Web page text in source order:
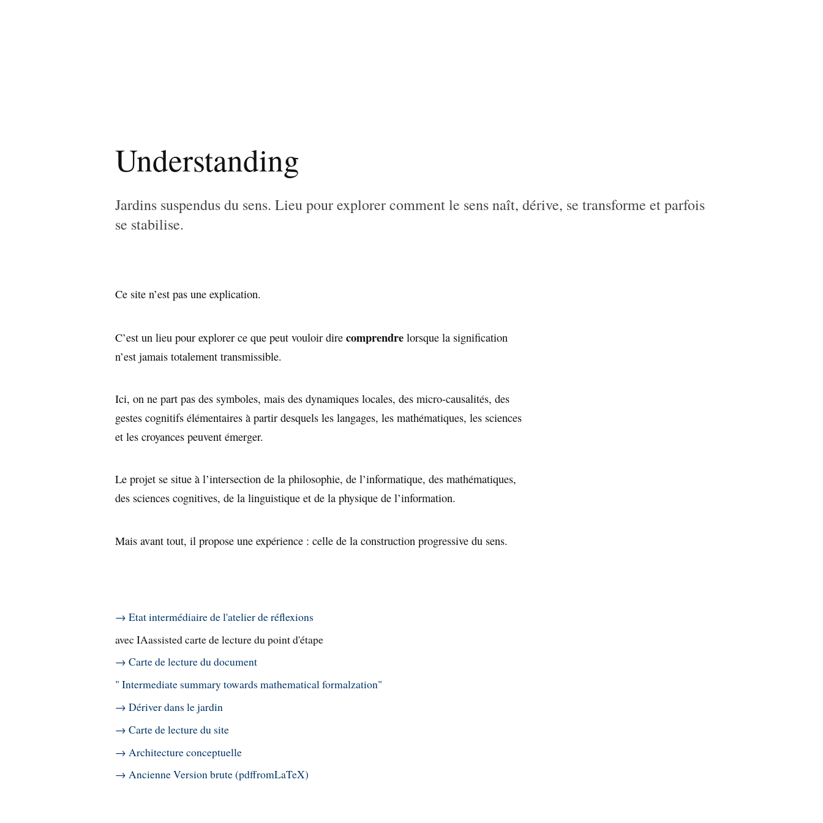
Understanding
Jardins suspendus du sens. Lieu pour explorer comment le sens naît, dérive, se transforme et parfois
se stabilise.
Ce site n’est pas une explication.
C’est un lieu pour explorer ce que peut vouloir direcomprendre lorsque la signification
n’est jamais totalement transmissible.
Ici, on ne part pas des symboles, mais des dynamiques locales, des micro-causalités, des
gestes cognitifs élémentaires à partir desquels les langages, les mathématiques, les sciences
et les croyances peuvent émerger.
Le projet se situe à l’intersection de la philosophie, de l’informatique, des mathématiques,
des sciences cognitives, de la linguistique et de la physique de l’information.
Mais avant tout, il propose une expérience : celle de la construction progressive du sens.
→ Etat intermédiaire de l'atelier de réflexions
avec IAassisted carte de lecture du point d'étape
→ Carte de lecture du document
" Intermediate summary towards mathematical formalzation"
→ Dériver dans le jardin
→ Carte de lecture du site
→ Architecture conceptuelle
→ Ancienne Version brute (pdffromLaTeX)